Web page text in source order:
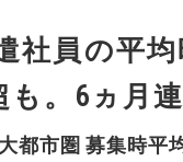
社員の平均
。6ヵ月
都市圏 募集時平